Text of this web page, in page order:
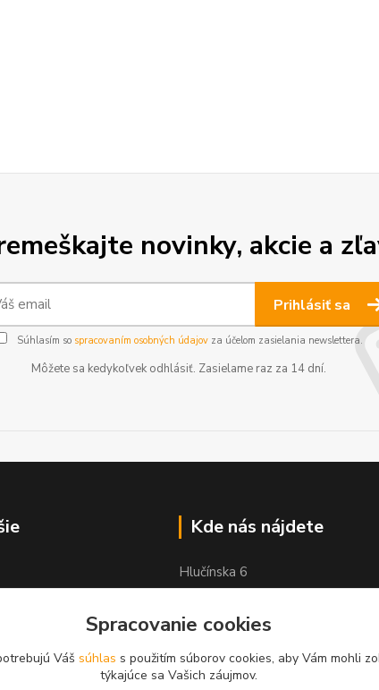
novinky, akcie a
Prihlásiť sa
Súhlasím so spracovaním osobných údajovza účelom zasielania newslettera.
Môžete sa kedykoľvek odhlásiť. Zasielame raz za 14 dní.
Kde nás nájdete
Hlučínska 6
Spracovanie cookies
Váš súhlas s použitím súborov cookies, aby Vám mohli
týkajúce sa Vašich záujmov.